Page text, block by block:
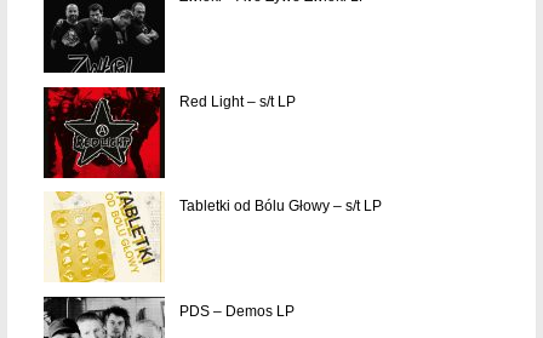
Red Light – s/t LP
Tabletki od Bólu Głowy – s/t LP
PDS – Demos LP